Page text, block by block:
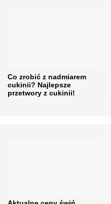
Co zrobić z nadmiarem
cukinii? Najlepsze
przetwory z cukinii!